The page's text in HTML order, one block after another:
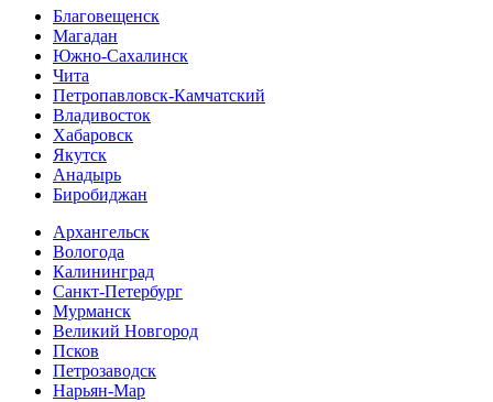
Благовещенск
Магадан
Южно-Сахалинск
Чита
Петропавловск-Камчатский
Владивосток
Хабаровск
Якутск
Анадырь
Биробиджан
Архангельск
Вологода
Калининград
Санкт-Петербург
Мурманск
Великий Новгород
Псков
Петрозаводск
Нарьян-Мар